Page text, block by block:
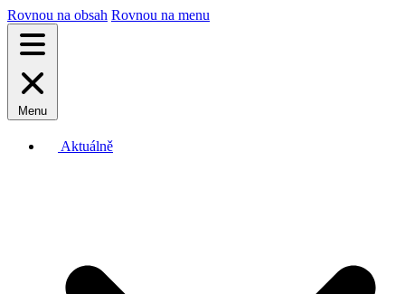
Rovnou na obsah Rovnou na menu
Menu
Aktuálně